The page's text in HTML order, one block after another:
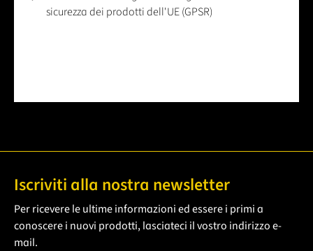
sicurezza dei prodotti dell'UE (GPSR)
Iscriviti alla nostra newsletter
Per ricevere le ultime informazioni ed essere i primi a
conoscere i nuovi prodotti, lasciateci il vostro indirizzo e-
mail.